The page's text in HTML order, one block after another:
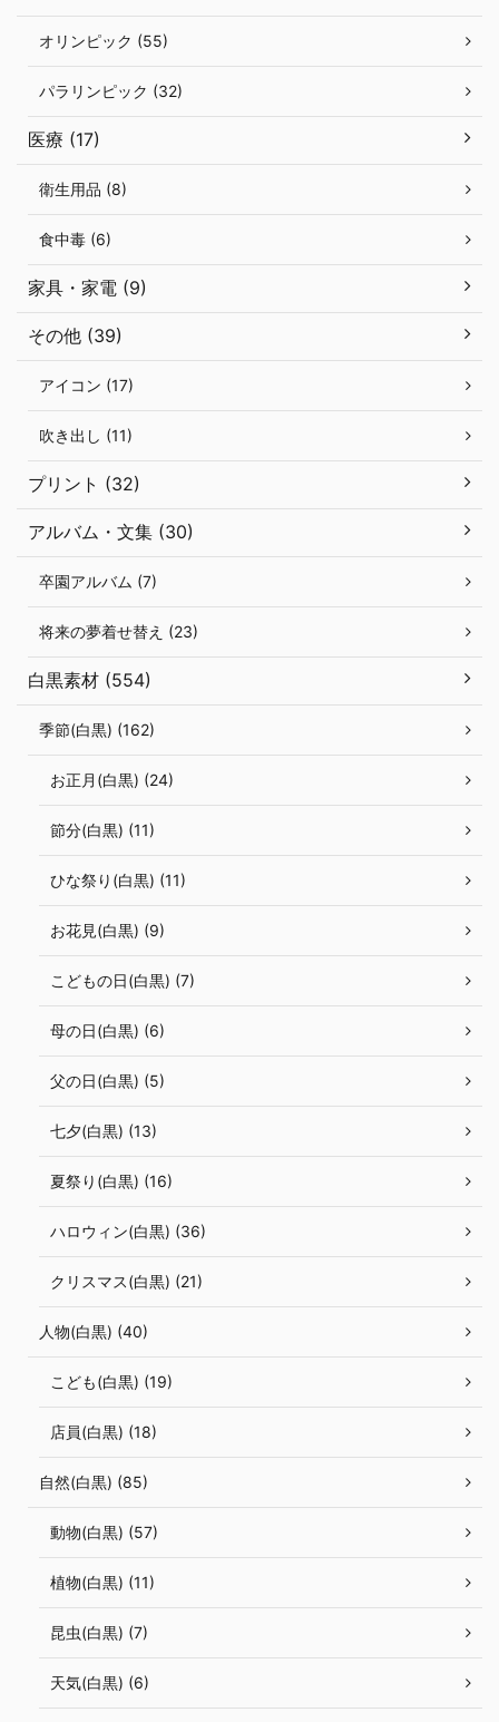
オリンピック (55)
パラリンピック (32)
医療 (17)
衛生用品 (8)
食中毒 (6)
家具・家電 (9)
その他 (39)
アイコン (17)
吹き出し (11)
プリント (32)
アルバム・文集 (30)
卒園アルバム (7)
将来の夢着せ替え (23)
白黒素材 (554)
季節(白黒) (162)
お正月(白黒) (24)
節分(白黒) (11)
ひな祭り(白黒) (11)
お花見(白黒) (9)
こどもの日(白黒) (7)
母の日(白黒) (6)
父の日(白黒) (5)
七夕(白黒) (13)
夏祭り(白黒) (16)
ハロウィン(白黒) (36)
クリスマス(白黒) (21)
人物(白黒) (40)
こども(白黒) (19)
店員(白黒) (18)
自然(白黒) (85)
動物(白黒) (57)
植物(白黒) (11)
昆虫(白黒) (7)
天気(白黒) (6)